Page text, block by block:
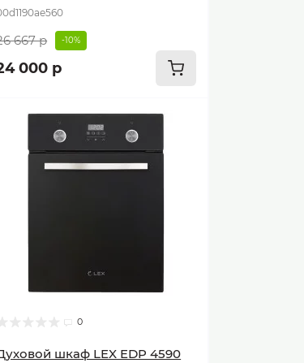
667 р -10%
000 р
0
шкаф LEX EDP 4590